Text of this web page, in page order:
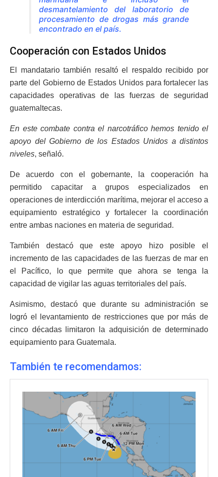
desmantelamiento del laboratorio de
procesamiento de drogas más grande
encontrado en el país.
Cooperación con Estados Unidos
El mandatario también resaltó el respaldo recibido por
parte del Gobierno de Estados Unidos para fortalecer las
capacidades operativas de las fuerzas de seguridad
guatemaltecas.
En este combate contra el narcotráfico hemos tenido el
apoyo del Gobierno de los Estados Unidos a distintos
niveles, señaló.
De acuerdo con el gobernante, la cooperación ha
permitido capacitar a grupos especializados en
operaciones de interdicción marítima, mejorar el acceso a
equipamiento estratégico y fortalecer la coordinación
entre ambas naciones en materia de seguridad.
También destacó que este apoyo hizo posible el
incremento de las capacidades de las fuerzas de mar en
el Pacífico, lo que permite que ahora se tenga la
capacidad de vigilar las aguas territoriales del país.
Asimismo, destacó que durante su administración se
logró el levantamiento de restricciones que por más de
cinco décadas limitaron la adquisición de determinado
equipamiento para Guatemala.
También te recomendamos: